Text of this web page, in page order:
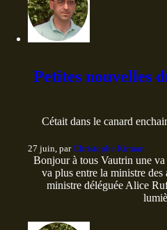
Petites nouvelles
Cétait dans le canard
27 juin, parChristophe Kirman
Bonjour à tous Vautrin une
va plus entre la ministre des
ministre déléguée Alice